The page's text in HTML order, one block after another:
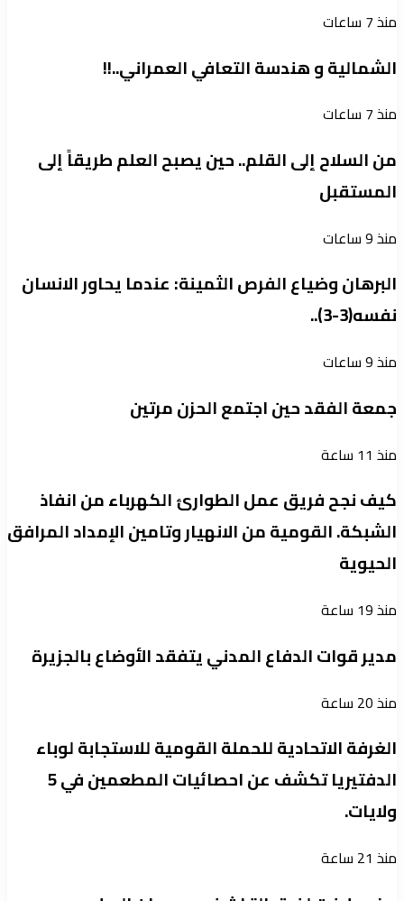
منذ 7 ساعات
الشمالية و هندسة التعافي العمراني..!!
منذ 7 ساعات
من السلاح إلى القلم.. حين يصبح العلم طريقاً إلى
المستقبل
منذ 9 ساعات
البرهان وضياع الفرص الثمينة: عندما يحاور الانسان
نفسه(3-3)..
منذ 9 ساعات
جمعة الفقد حين اجتمع الحزن مرتين
منذ 11 ساعة
كيف نجح فريق عمل الطوارئ الكهرباء من انفاذ
الشبكة. القومية من الانهيار وتامين الإمداد المرافق
الحيوية
منذ 19 ساعة
مدير قوات الدفاع المدني يتفقد الأوضاع بالجزيرة
منذ 20 ساعة
الغرفة الاتحادية للحملة القومية للاستجابة لوباء
الدفتيريا تكشف عن احصائيات المطعمين في 5
ولايات.
منذ 21 ساعة